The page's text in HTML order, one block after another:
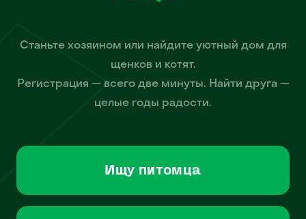
Станьте хозяином или найдите уютный дом для
щенков и котят.
Регистрация — всего две минуты. Найти друга —
целые годы радости.
Ищу питомца